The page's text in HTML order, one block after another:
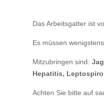
Das Arbeitsgatter ist
Es müssen
Mitzubringen sind:
Hepatitis,
Achten Sie bitte auf